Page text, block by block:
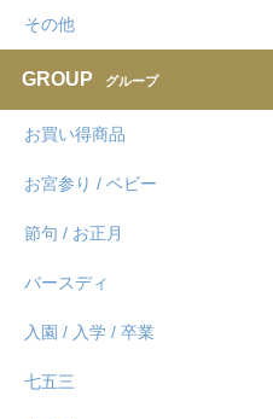
その他
GROUP グループ
お買い得商品
お宮参り / ベビー
節句 / お正月
バースディ
入園 / 入学 / 卒業
七五三